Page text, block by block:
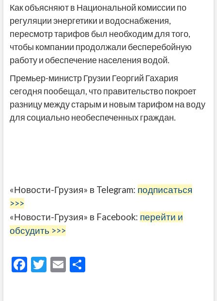
Как объясняют в Национальной комиссии по
регуляции энергетики и водоснабжения,
пересмотр тарифов был необходим для того,
чтобы компании продолжали бесперебойную
работу и обеспечение населения водой.
Премьер-министр Грузии Георгий Гахария
сегодня пообещал, что правительство покроет
разницу между старым и новым тарифом на воду
для социально необеспеченных граждан.
«Новости-Грузия» в Telegram: подписаться
>>>
«Новости-Грузия» в Facebook: перейти и
обсудить >>>
F T E О